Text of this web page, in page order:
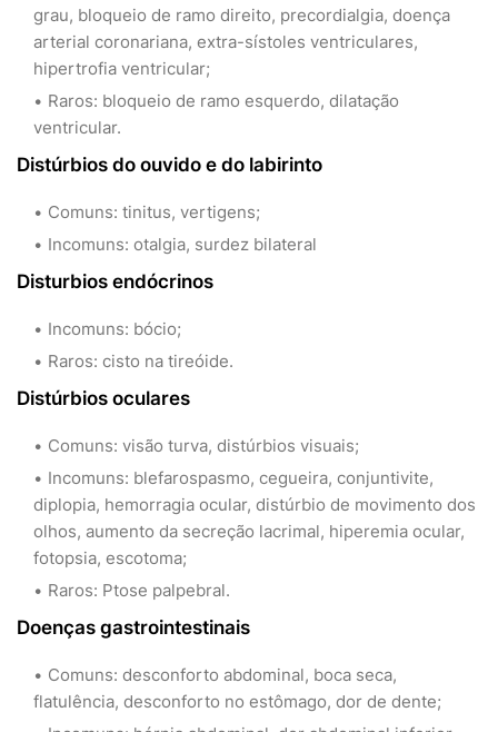
grau, bloqueio de ramo direito, precordialgia, doença
arterial coronariana, extra-sístoles ventriculares,
hipertrofia ventricular;
Raros: bloqueio de ramo esquerdo, dilatação
ventricular.
Distúrbios do ouvido e do labirinto
Comuns: tinitus, vertigens;
Incomuns: otalgia, surdez bilateral
Disturbios endócrinos
Incomuns: bócio;
Raros: cisto na tireóide.
Distúrbios oculares
Comuns: visão turva, distúrbios visuais;
Incomuns: blefarospasmo, cegueira, conjuntivite,
diplopia, hemorragia ocular, distúrbio de movimento dos
olhos, aumento da secreção lacrimal, hiperemia ocular,
fotopsia, escotoma;
Raros: Ptose palpebral.
Doenças gastrointestinais
Comuns: desconforto abdominal, boca seca,
flatulência, desconforto no estômago, dor de dente;